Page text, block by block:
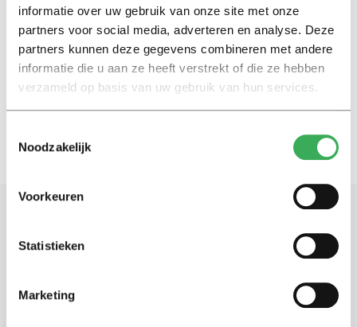
informatie over uw gebruik van onze site met onze
partners voor social media, adverteren en analyse. Deze
partners kunnen deze gegevens combineren met andere
informatie die u aan ze heeft verstrekt of die ze hebben
verzameld op basis van uw gebruik van hun services.
Noodzakelijk
Voorkeuren
Statistieken
Marketing
Nieuws
Groningse studentenpartij wil
meer aandacht voor grote
thema’s
03 mei 2017
Blijf op de hoogte. Meld je aan voor de nieuwsbrief van